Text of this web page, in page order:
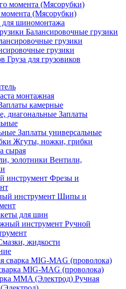
(Мясорубки)
для шиномонтажа
Балансировочные грузики
грузики
Груза для грузовиков
монтажная
камерные
Заплаты
Заплаты универсальные
Жгуты, ножки, грибки
сырая
Вентили,
Фрезы и
Шипы и
для шин
Ручной
жидкости
MIG-MAG (проволока)
Ручная